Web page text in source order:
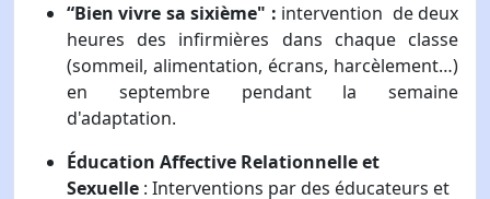
“Bien vivre sa sixième" : intervention de deux
heures des infirmières dans chaque classe
(sommeil, alimentation, écrans, harcèlement…)
en septembre pendant la semaine
d'adaptation.
Éducation Affective Relationnelle et
Sexuelle : Interventions par des éducateurs et